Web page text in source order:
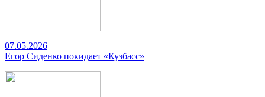
07.05.2026
Егор Сиденко покидает «Кузбасс»